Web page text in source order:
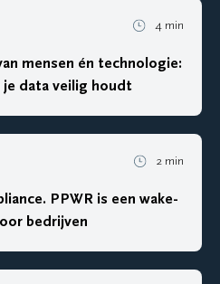
4 min
mensen én technologie:
je data veilig houdt
2 min
PPWR is een wake-
bedrijven